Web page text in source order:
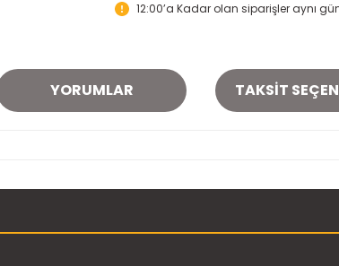
12:00’a Kadar olan siparişler aynı
YORUMLAR TAKSIT
Bu ürüne ilk yorumu siz yapın!